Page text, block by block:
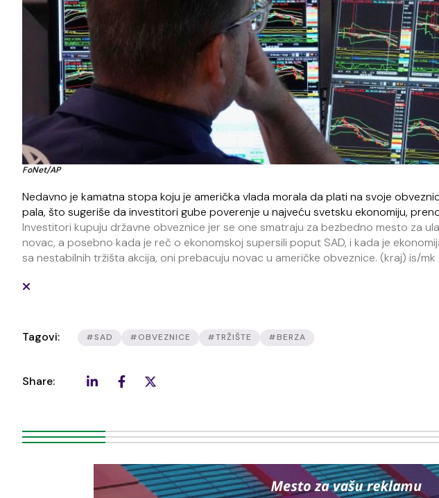
FoNet/AP
Nedavno je kamatna stopa koju je američka vlada morala da plati na svoje
pala, što sugeriše da investitori gube poverenje u najveću svetsku ekonomiju,
Investitori kupuju državne obveznice jer se one smatraju za bezbedno mesto za
novac, a posebno kada je reč o ekonomskoj supersili poput SAD, i kada je
sa nestabilnih tržišta akcija, oni prebacuju novac u američke obveznice. (kraj) is/mk
Tagovi: #SAD #OBVEZNICE #TRŽIŠTE #BERZA
Share: